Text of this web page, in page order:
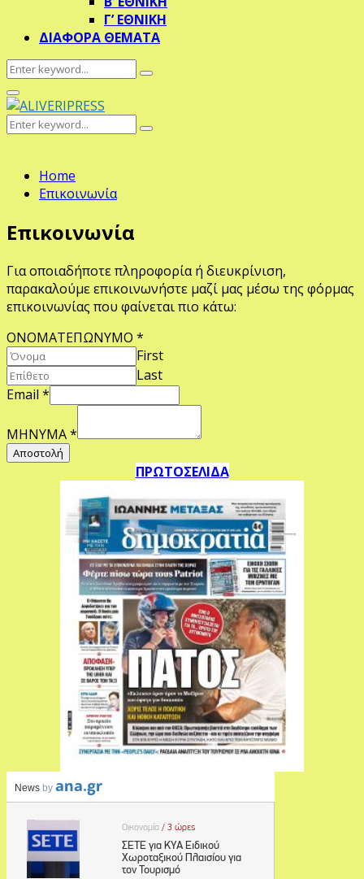
Γ’ ΕΘΝΙΚΗ
ΔΙΑΦΟΡΑ ΘΕΜΑΤΑ
Search
Search
Primary
Menu
Search
Search
Home
Επικοινωνία
Επικοινωνία
Για οποιαδήποτε πληροφορία ή διευκρίνιση,
παρακαλούμε επικοινωνήστε μαζί μας μέσω της φόρμας
επικοινωνίας που φαίνεται πιο κάτω:
ΟΝΟΜΑΤΕΠΩΝΥΜΟ *
First
Last
Email *
ΜΗΝΥΜΑ*
Αποστολή
ΠΡΩΤΟΣΕΛΙΔΑ